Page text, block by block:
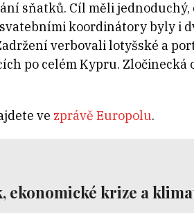
sňatků. Cíl měli
koordinátory byly i
verbovali lotyšské a
po celém Kypru. Zločinecká
ve zprávě Europolu.
ekonomické krize a